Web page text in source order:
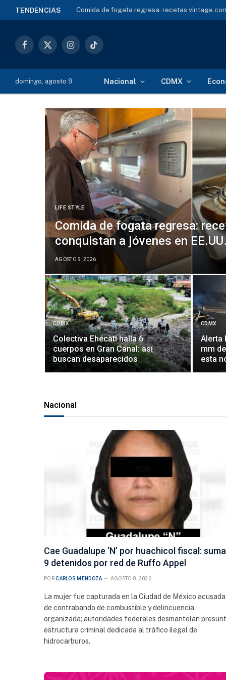
TENDENCIAS Colectiva Ehécatl halla 6 cuerpos en Gran
Facebook
X
InstagramTikTok
domingo, agosto 9 Nacional CDMX
LIFE STYLE
Comida de fogata regresa:
conquistan a jóvenes en
AGOSTO 9, 2026
CDMX
Colectiva Ehécatl halla 6
cuerpos en Gran Canal: así
buscan desaparecidos
CDMX
Alerta
mm
esta
Nacional
Cae Guadalupe ‘N’ por huachicol fiscal:
9 detenidos por red de Ruffo Appel
POR CARLOS MENDOZA AGOSTO 8, 2026
La mujer fue capturada en la Ciudad de México acusada
de contrabando de combustible y delincuencia
organizada; autoridades federales desmantelan
estructura criminal dedicada al tráfico ilegal de
hidrocarburos.